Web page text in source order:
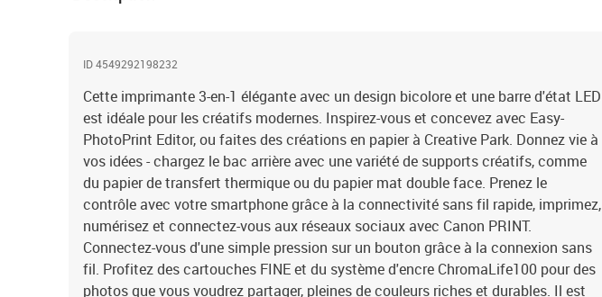
ID 4549292198232
Cette imprimante 3-en-1 élégante avec un design bicolore et une barre d'état LED
est idéale pour les créatifs modernes. Inspirez-vous et concevez avec Easy-
PhotoPrint Editor, ou faites des créations en papier à Creative Park. Donnez vie à
vos idées - chargez le bac arrière avec une variété de supports créatifs, comme
du papier de transfert thermique ou du papier mat double face. Prenez le
contrôle avec votre smartphone grâce à la connectivité sans fil rapide, imprimez,
numérisez et connectez-vous aux réseaux sociaux avec Canon PRINT.
Connectez-vous d'une simple pression sur un bouton grâce à la connexion sans
fil. Profitez des cartouches FINE et du système d'encre ChromaLife100 pour des
photos que vous voudrez partager, pleines de couleurs riches et durables. Il est